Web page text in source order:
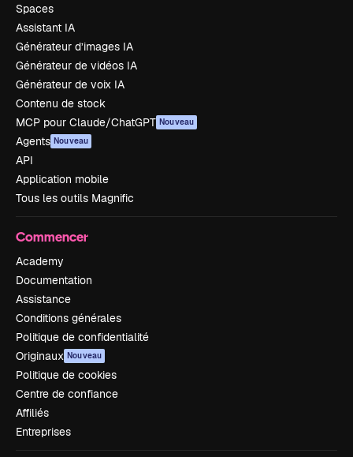
Spaces
Assistant IA
Générateur d’images IA
Générateur de vidéos IA
Générateur de voix IA
Contenu de stock
MCP pour Claude/ChatGPT Nouveau
Agents Nouveau
API
Application mobile
Tous les outils Magnific
Commencer
Academy
Documentation
Assistance
Conditions générales
Politique de confidentialité
Originaux Nouveau
Politique de cookies
Centre de confiance
Affiliés
Entreprises